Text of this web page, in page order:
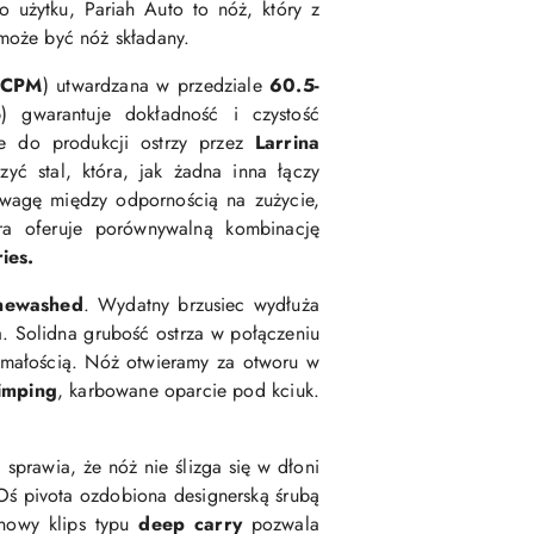
użytku, Pariah Auto to nóż, który z
być nóż składany.
CPM) utwardzana w przedziale60.5-
gwarantuje dokładność i czystość
do produkcji ostrzy przez Larrina
stal, która, jak żadna innałączy
między odpornością na zużycie,
oferuje porównywalną kombinację
. Wydatny brzusiec wydłuża
Solidna grubość ostrza w połączeniu
Nóż otwieramy za otworu w
, karbowane oparcie pod kciuk.
że nóż nie ślizga się w dłoni
pivota ozdobiona designerską śrubą
klips typu deep carry pozwala